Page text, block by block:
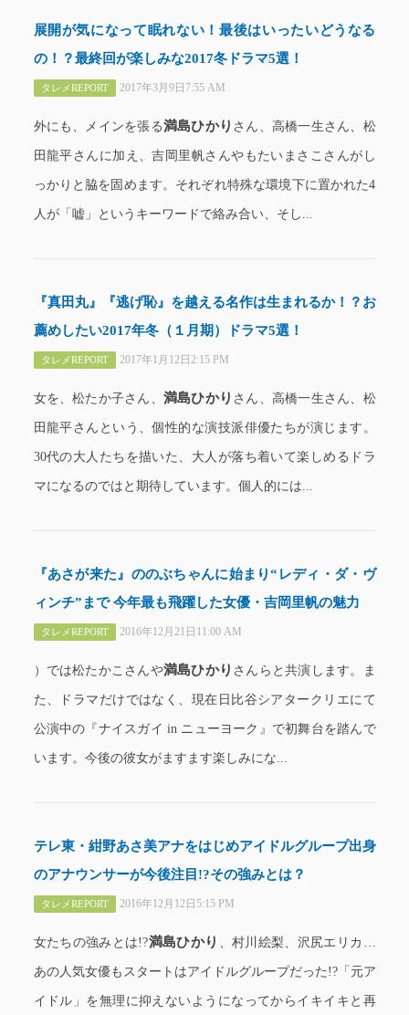
展開が気になって眠れない！最後はいったいどうなる
の！？最終回が楽しみな2017冬ドラマ5選！
タレメREPORT 2017年3月9日7:55 AM
外にも、メインを張る満島ひかり さん、高橋一生さん、松
田龍平さんに加え、吉岡里帆さんやもたいまさこさんがし
っかりと脇を固めます。それぞれ特殊な環境下に置かれた4
人が「嘘」というキーワードで絡み合い、そし...
『真田丸』『逃げ恥』を越える名作は生まれるか！？お
薦めしたい2017年冬（１月期）ドラマ5選！
タレメREPORT 2017年1月12日2:15 PM
女を、松たか子さん、 満島ひかり さん、高橋一生さん、松
田龍平さんという、個性的な演技派俳優たちが演じます。
30代の大人たちを描いた、大人が落ち着いて楽しめるドラ
マになるのではと期待しています。個人的には...
『あさが来た』ののぶちゃんに始まり“レディ・ダ・ヴ
ィンチ”まで 今年最も飛躍した女優・吉岡里帆の魅力
タレメREPORT 2016年12月21日11:00 AM
）では松たかこさんや満島ひかり さんらと共演します。ま
た、ドラマだけではなく、現在日比谷シアタークリエにて
公演中の『ナイスガイ in ニューヨーク』で初舞台を踏んで
います。今後の彼女がますます楽しみにな...
テレ東・紺野あさ美アナをはじめアイドルグループ出身
のアナウンサーが今後注目!?その強みとは？
タレメREPORT 2016年12月12日5:15 PM
女たちの強みとは!?満島ひかり 、村川絵梨、沢尻エリカ…
あの人気女優もスタートはアイドルグループだった!?「元ア
イドル」を無理に抑えないようになってからイキイキと再